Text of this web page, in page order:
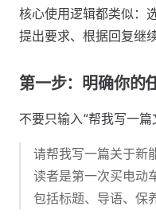
核心使用逻辑都类似：
提出要求、根据回复继
第一步：明确你的
不要只输入“帮我写一篇
请帮我写一篇关于新
读者是第一次买电动
包括标题、导语、保